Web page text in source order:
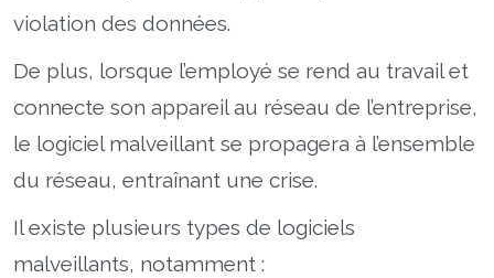
violation des données.
De plus, lorsque l’employé se rend au travail et
connecte son appareil au réseau de l’entreprise,
le logiciel malveillant se propagera à l’ensemble
du réseau, entraînant une crise.
Il existe plusieurs types de logiciels
malveillants, notamment :